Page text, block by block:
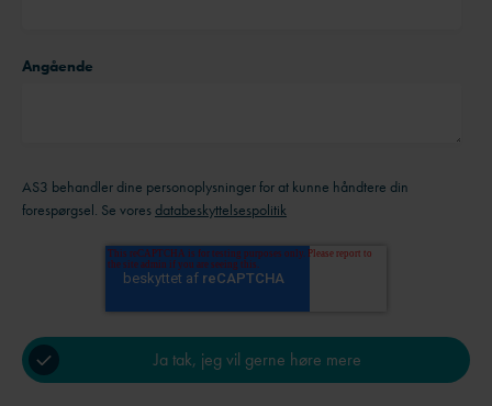
Angående
AS3 behandler dine personoplysninger for at kunne håndtere din
forespørgsel. Se vores databeskyttelsespolitik